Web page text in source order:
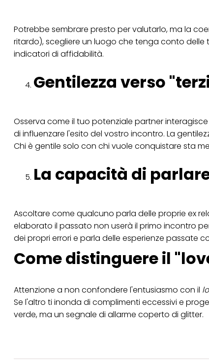
Potrebbe sembrare presto per valutarlo, ma la
ritardo), scegliere un luogo che tenga conto
indicatori di affidabilità.
Gentilezza verso
Osserva come il tuo potenziale partner
di influenzare l'esito del vostro incontro. La
Chi è gentile solo con chi vuole conquistare sta
La capacità di
Ascoltare come qualcuno parla delle proprie ex
elaborato il passato non userà il primo incontro
dei propri errori e parla delle esperienze passate
Come distinguere il
Attenzione a non confondere l'entusiasmo con il
Se l'altro ti inonda di complimenti eccessivi e
verde, ma un segnale di allarme coperto di glitter.